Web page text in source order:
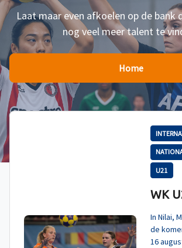
Laat maar even afkoelen op de bank
nog veel meer talent te
Home
U21
WK
In Nilai,
de
16